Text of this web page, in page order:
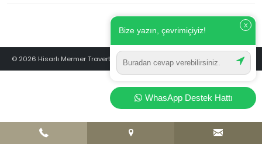
© 2026 Hisarlı Mermer Traverten - Türkiye’nin Traverten Markası
X
Bize yazın, çevrimiçiyiz!
WhasApp Destek Hattı